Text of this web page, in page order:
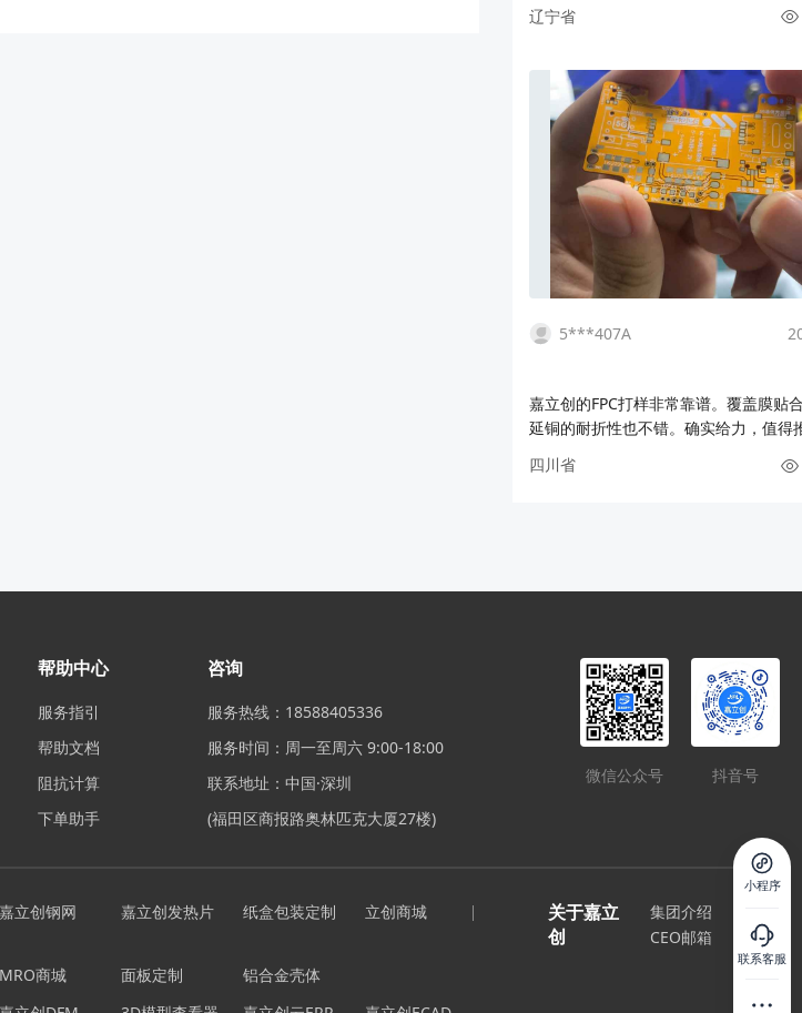
小程序
联系客服
错，很多以前想做但做不了的设计都变
的缺点就是内部的电器和排线太脆，重
线后明显改善。仿真图已分享，有需要
的，我有时间争取发嘉立创开源平台上
打算设计更多排线。
辽宁省
5***407A
嘉立创的FPC打样非常靠谱。覆盖膜贴
延铜的耐折性也不错。确实给力，值得
次在嘉立创继续打样
四川省
帮助中心
服务指引
帮助文档
阻抗计算
下单助手
咨询
服务热线：18588405336
服务时间：周一至周六 9:00-18:00
联系地址：中国·深圳
(福田区商报路奥林匹克大厦27楼)
微信公众号 抖音号
嘉立创钢网 嘉立创发热片 纸盒包装定制
立创商城
关于嘉立
创
集团介绍
CEO邮箱
MRO商城 面板定制 铝合金壳体